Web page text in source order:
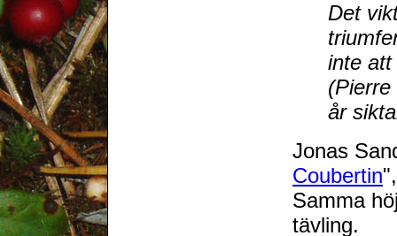
Det
inte att
år
Jonas
Coubertin
Samma
tävling.